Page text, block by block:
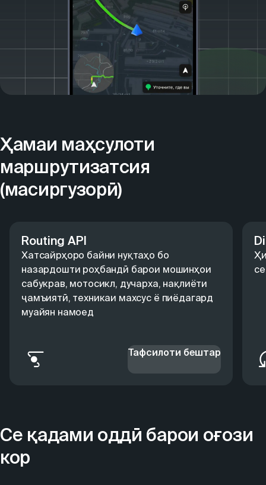
Ҳамаи маҳсулоти
маршрутизатсия
(масиргузорӣ)
Routing API
Хатсайрҳоро байни нуқтаҳо бо
назардошти роҳбандӣ барои мошинҳои
сабукрав, мотосикл, дучарха, нақлиёти
ҷамъиятӣ, техникаи махсус ё пиёдагард
муайян намоед
Тафсилоти бештар
Се қадами оддӣ барои оғози
кор